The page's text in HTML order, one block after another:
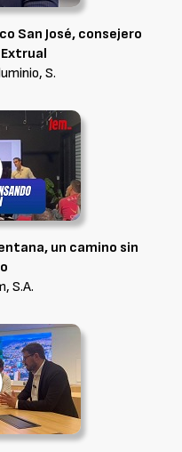
San José, consejero
S.
un camino sin
S.A.